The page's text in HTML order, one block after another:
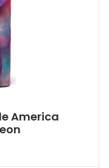
America